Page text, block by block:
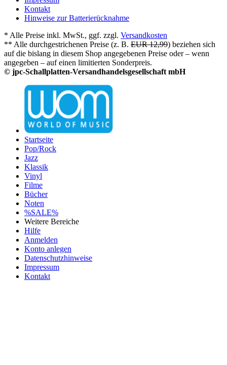
Kontakt
Hinweise zur Batterierücknahme
* Alle Preise inkl. MwSt., ggf. zzgl. Versandkosten
** Alle durchgestrichenen Preise (z. B. EUR 12,99) beziehen sich
auf die bislang in diesem Shop angegebenen Preise oder – wenn
angegeben – auf einen limitierten Sonderpreis.
© jpc-Schallplatten-Versandhandelsgesellschaft mbH
Startseite
Pop/Rock
Jazz
Klassik
Vinyl
Filme
Bücher
Noten
%SALE%
Weitere Bereiche
Hilfe
Anmelden
Konto anlegen
Datenschutzhinweise
Impressum
Kontakt